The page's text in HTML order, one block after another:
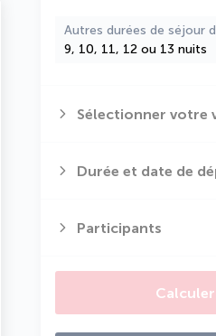
Autres durées de séjour
9, 10, 11, 12 ou 13 nuits
Sélectionner votre
Durée et date de
Participants